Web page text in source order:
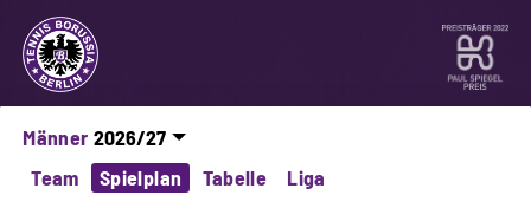
Männer
Team
Spielplan Tabelle Liga